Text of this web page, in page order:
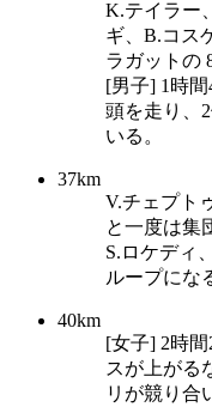
K.テイラー
ギ、B.コス
ラガットの
[男子] 1時
頭を走り、
いる。
37km
V.チェプト
と一度は集
S.ロケディ
ループにな
40km
[女子] 2時
スが上がる
リが競り合